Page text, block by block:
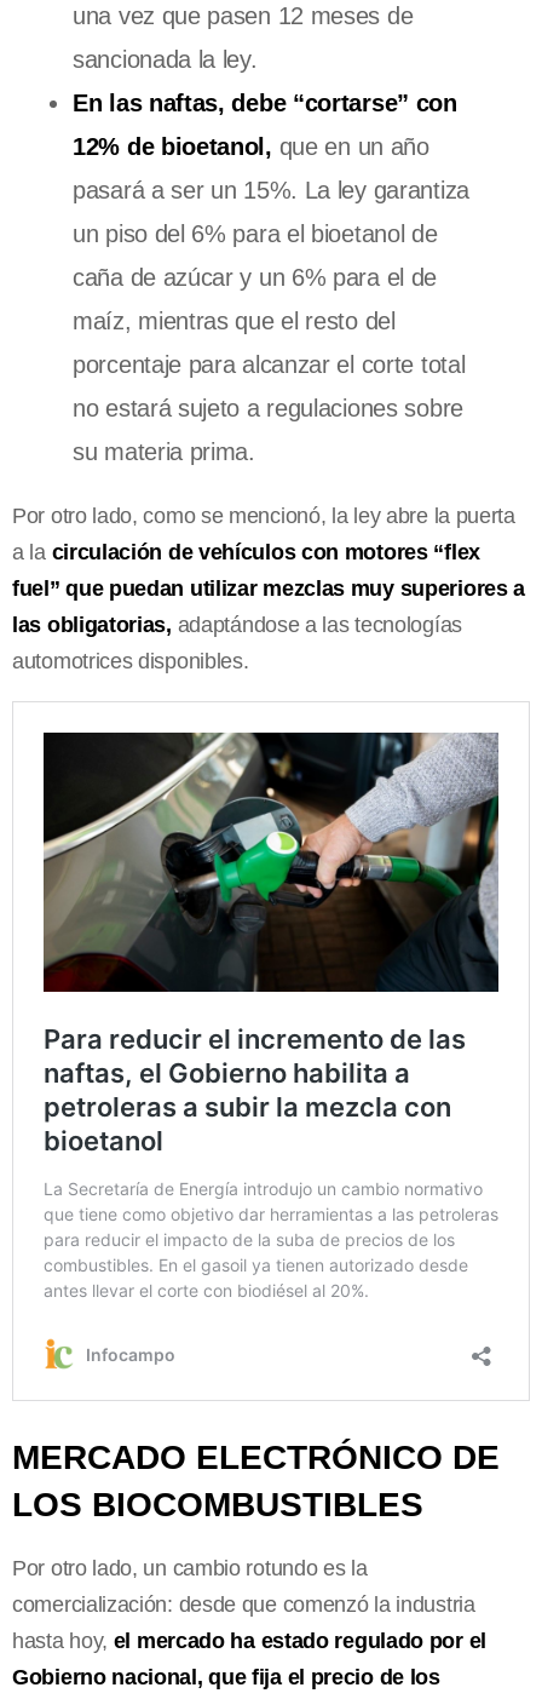
una vez que pasen 12 meses de
sancionada la ley.
En las naftas, debe “cortarse” con
12% de bioetanol, que en un año
pasará a ser un 15%. La ley garantiza
un piso del 6% para el bioetanol de
caña de azúcar y un 6% para el de
maíz, mientras que el resto del
porcentaje para alcanzar el corte total
no estará sujeto a regulaciones sobre
su materia prima.
Por otro lado, como se mencionó, la ley abre la puerta
a la circulación de vehículos con motores “flex
fuel” que puedan utilizar mezclas muy superiores a
las obligatorias, adaptándose a las tecnologías
automotrices disponibles.
MERCADO ELECTRÓNICO DE
LOS BIOCOMBUSTIBLES
Por otro lado, un cambio rotundo es la
comercialización: desde que comenzó la industria
hasta hoy, el mercado ha estado regulado por el
Gobierno nacional, que fija el precio de los